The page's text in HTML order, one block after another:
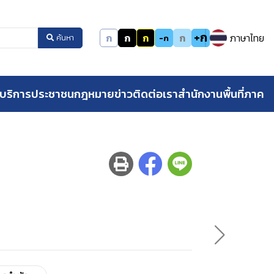
ค้นหา ก ก ก -ก ก +ก ภาษาไทย
บริการประชาชนกฎหมายข่าวติดต่อเราสำนักงานพื้นที่ภาค